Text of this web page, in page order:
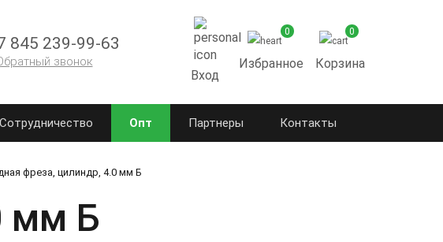
845 239-99-63
звонок
Вход
0
Избранное
0
Корзина
Сотрудничество Опт Партнеры Контакты
фреза, цилиндр, 4.0 мм Б
мм Б